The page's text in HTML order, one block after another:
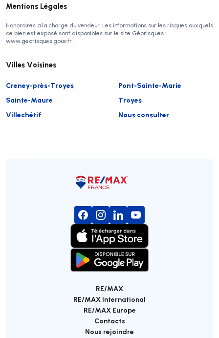
Mentions Légales
Honoraires à la charge du vendeur. Les informations sur les risques auxquels
ce bien est exposé sont disponibles sur le site Géorisques :
www.georisques.gouv.fr .
Villes Voisines
Creney-près-Troyes
Pont-Sainte-Marie
Sainte-Maure
Troyes
Villechétif
Nous consulter
RE/MAX
RE/MAX International
RE/MAX Europe
Contacts
Nous rejoindre